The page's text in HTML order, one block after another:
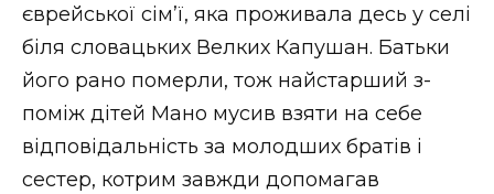
єврейської сім’ї, яка проживала десь у селі
біля словацьких Велких Капушан. Батьки
його рано померли, тож найстарший з-
поміж дітей Мано мусив взяти на себе
відповідальність за молодших братів і
сестер, котрим завжди допомагав